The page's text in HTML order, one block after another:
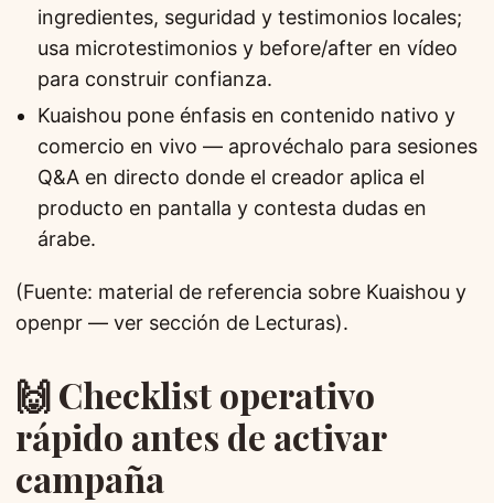
ingredientes, seguridad y testimonios locales;
usa microtestimonios y before/after en vídeo
para construir confianza.
Kuaishou pone énfasis en contenido nativo y
comercio en vivo — aprovéchalo para sesiones
Q&A en directo donde el creador aplica el
producto en pantalla y contesta dudas en
árabe.
(Fuente: material de referencia sobre Kuaishou y
openpr — ver sección de Lecturas).
🙌 Checklist operativo
rápido antes de activar
campaña